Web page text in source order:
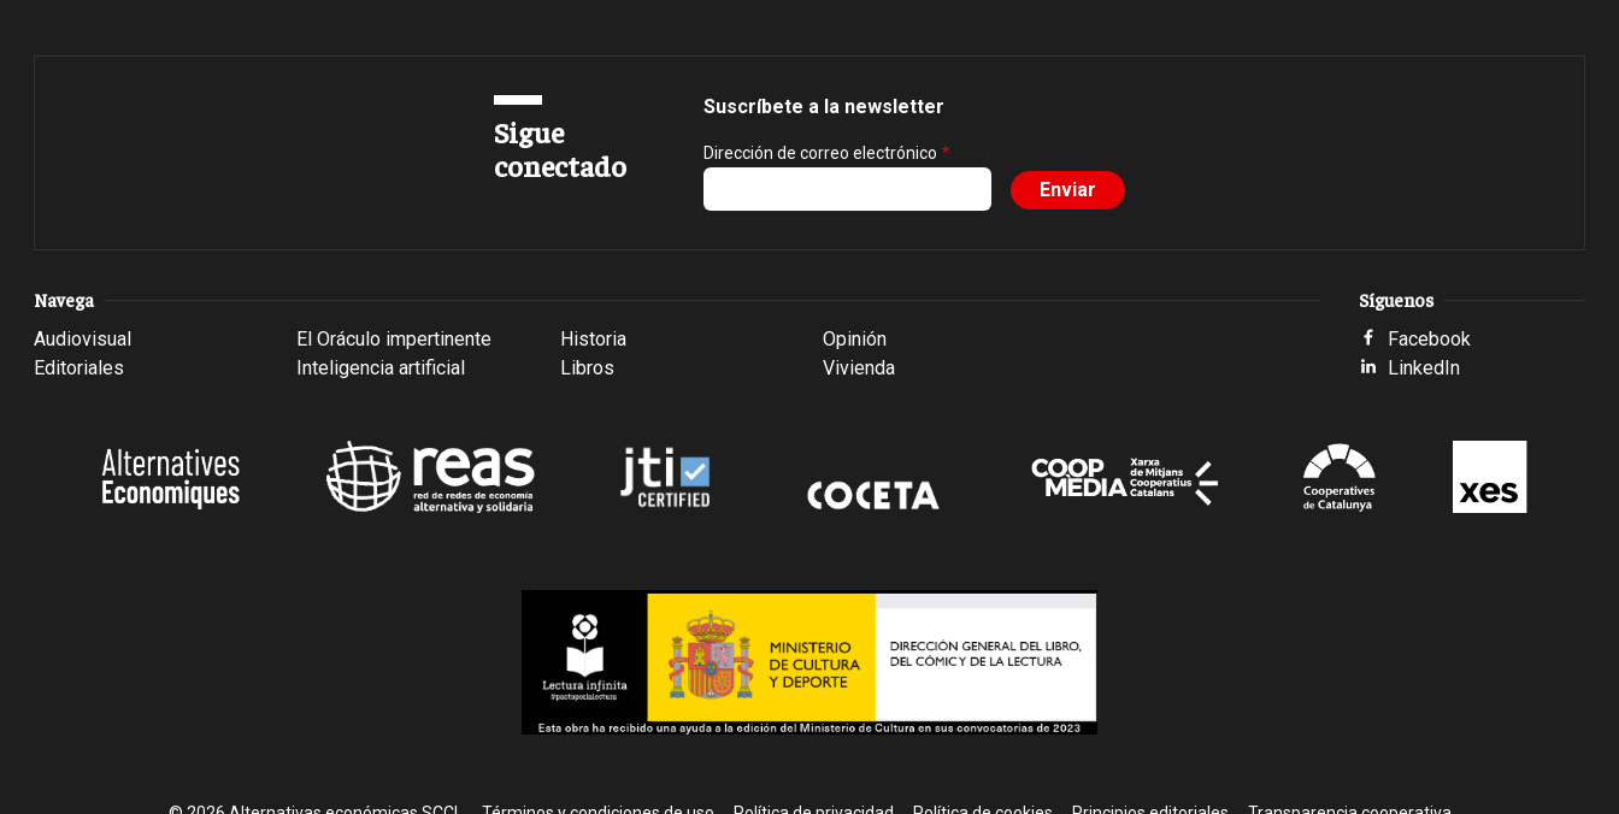
Sigue
conectado
Suscríbete a la newsletter
Dirección de correo electrónico
Navega
Audiovisual
Editoriales
El Oráculo impertinente
Inteligencia artificial
Historia
Libros
Opinión
Vivienda
Síguenos
Facebook
LinkedIn
Footer